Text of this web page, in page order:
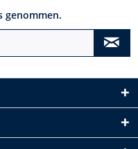
genommen.